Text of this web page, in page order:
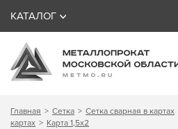
КАТАЛОГ
Главная Сетка Сетка сварная в картах
картах
Карта 1,5х2